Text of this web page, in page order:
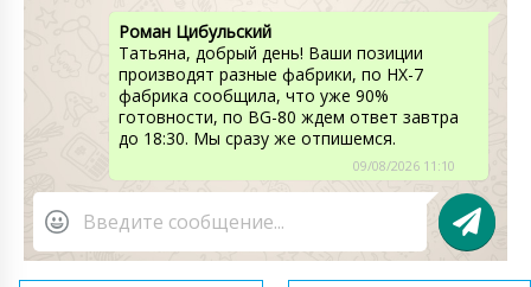
Роман Цибульский
Татьяна, добрый день! Ваши позиции
производят разные фабрики, по HX-7
фабрика сообщила, что уже 90%
готовности, по BG-80 ждем ответ завтра
до 18:30. Мы сразу же отпишемся.
09/08/2026 11:10